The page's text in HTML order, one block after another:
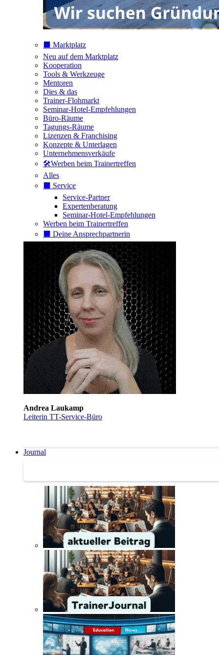
⬛️ Marktplatz
Neu auf dem Marktplatz
Kooperation
Tools & Werkzeuge
Mentoren
Dies & das
Trainer-Flohmarkt
Seminar-Hotel-Empfehlungen
Büro-Räume
Tagungs-Räume
Lizenzen & Franchising
Konzepte & Unterlagen
Unternehmensverkäufe
🛠️Werben beim Trainertreffen
Alles
⬛️ Service
Service-Partner
Expertenberatung
Seminar-Hotel-Empfehlungen
Werben beim Trainertreffen
⬛️ Deine Ansprechpartnerin
Andrea Laukamp
Leiterin TT-Service-Büro
Journal